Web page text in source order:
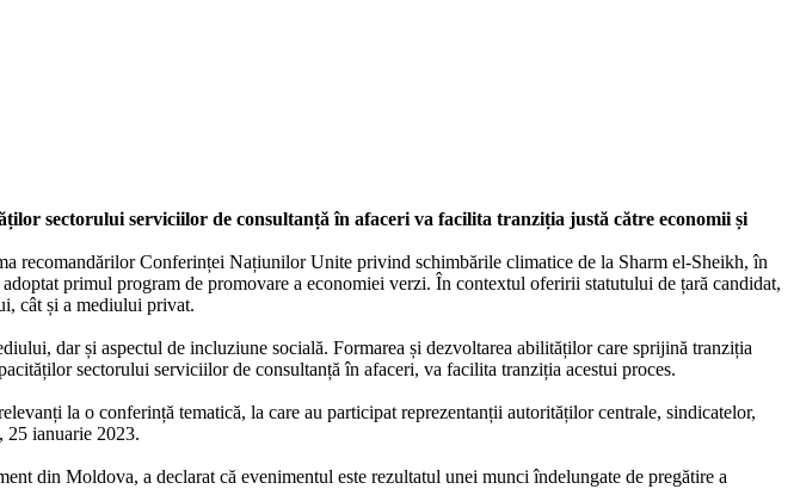
sectorului serviciilor de consultanță în afaceri va facilita tranziția justă către economii și
recomandărilor Conferinței Națiunilor Unite privind schimbările climatice de la Sharm el-Sheikh, în
primul program de promovare a economiei verzi. În contextul oferirii statutului de țară candidat,
cât și a mediului privat.
dar și aspectul de incluziune socială. Formarea și dezvoltarea abilităților care sprijină tranziția
sectorului serviciilor de consultanță în afaceri, va facilita tranziția acestui proces.
la o conferință tematică, la care au participat reprezentanții autorităților centrale, sindicatelor,
25 ianuarie 2023.
din Moldova, a declarat că evenimentul este rezultatul unei munci îndelungate de pregătire a